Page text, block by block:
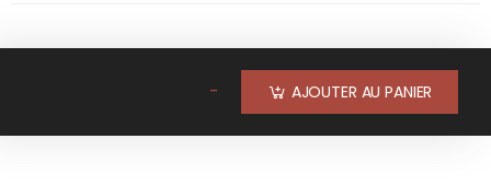
- AJOUTER AU PANIER